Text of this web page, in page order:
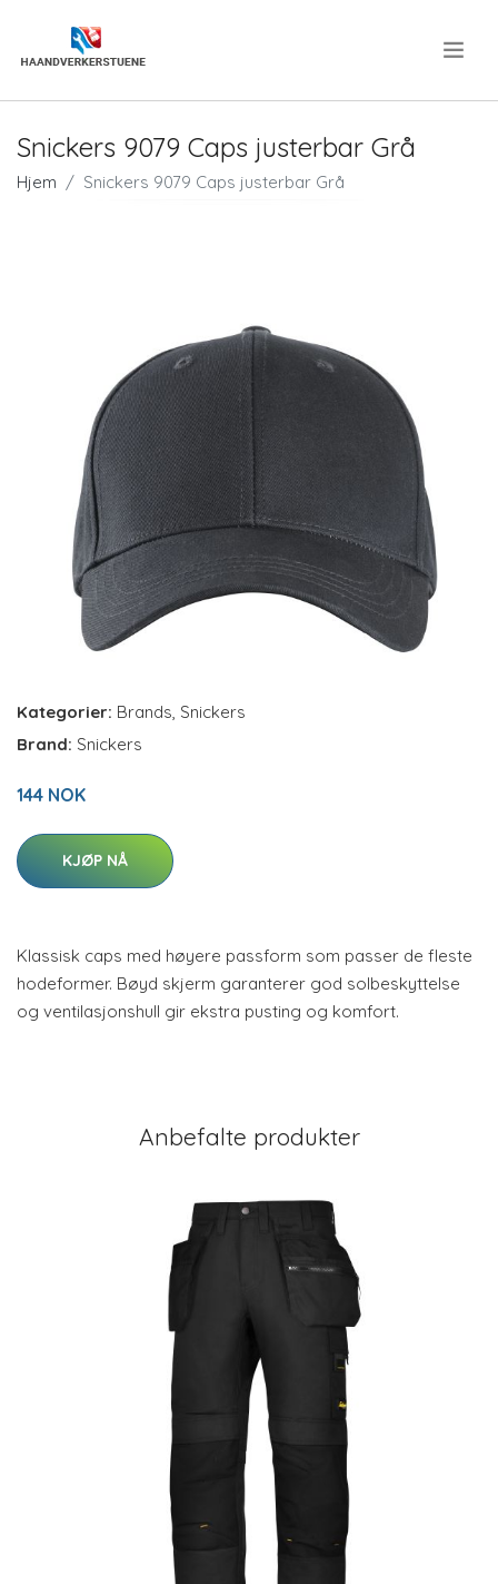
Snickers 9079 Caps justerbar Grå
Hjem Snickers 9079 Caps justerbar Grå
Kategorier: Brands, Snickers
Brand: Snickers
144 NOK
KJØP NÅ
Klassisk caps med høyere passform som passer de fleste
hodeformer. Bøyd skjerm garanterer god solbeskyttelse
og ventilasjonshull gir ekstra pusting og komfort.
Anbefalte produkter